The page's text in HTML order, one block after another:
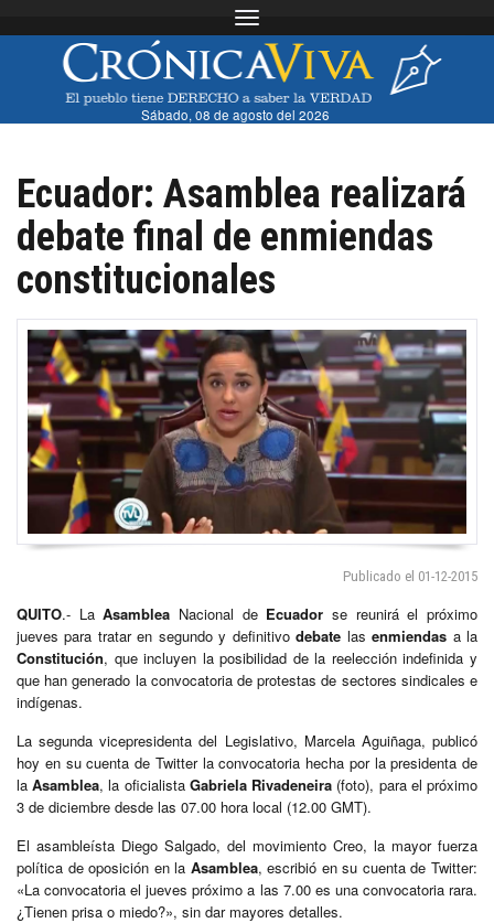
Toggle navigation
Sábado, 08 de agosto del 2026
Ecuador: Asamblea realizará
debate final de enmiendas
constitucionales
Publicado el 01-12-2015
QUITO.- LaAsamblea Nacional de Ecuador se reunirá el próximo
jueves para tratar en segundo y definitivodebate lasenmiendas a la
Constitución, que incluyen la posibilidad de la reelección indefinida y
que han generado la convocatoria de protestas de sectores sindicales e
indígenas.
La segunda vicepresidenta del Legislativo, Marcela Aguiñaga, publicó
hoy en su cuenta de Twitter la convocatoria hecha por la presidenta de
laAsamblea, la oficialista Gabriela Rivadeneira (foto), para el próximo
3 de diciembre desde las 07.00 hora local (12.00 GMT).
El asambleísta Diego Salgado, del movimiento Creo, la mayor fuerza
política de oposición en la Asamblea, escribió en su cuenta de Twitter:
«La convocatoria el jueves próximo a las 7.00 es una convocatoria rara.
¿Tienen prisa o miedo?», sin dar mayores detalles.